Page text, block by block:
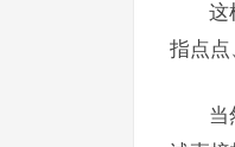
这
指点点
当